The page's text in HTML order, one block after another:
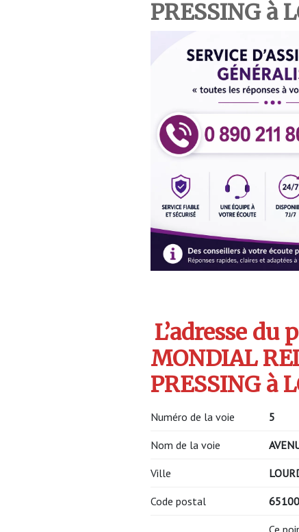
PRESSING à
L’adresse du
MONDIAL
PRESSING à
Numéro de la voie 5
Nom de la voie
Ville
Code postal 65100